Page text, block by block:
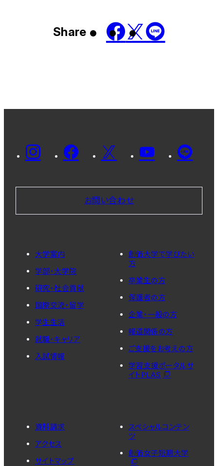
Share
お問い合わせ
大学案内
学部・大学院
研究・社会貢献
国際交流・留学
学生生活
就職・キャリア
入試情報
創価大学で学びたい
方
卒業生の方
保護者の方
企業・一般の方
報道関係の方
ご支援をお考えの方
学習支援ポータルサ
イトPLAS
資料請求
アクセス
サイトマップ
スペシャルコンテン
ツ
創価女子短期大学